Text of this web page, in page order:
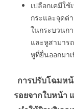
เปลือกเคมีใ
กระและจุดด่
ในกระบวนก
และหูสามาร
หูที่ยื่นออกมา
การปรับโฉมห
รอยจากใบหน้า